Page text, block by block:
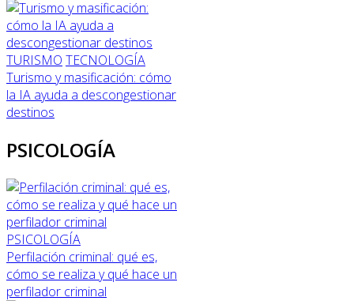
TURISMO TECNOLOGÍA
Turismo y masificación: cómo
la IA ayuda a descongestionar
destinos
PSICOLOGÍA
PSICOLOGÍA
Perfilación criminal: qué es,
cómo se realiza y qué hace un
perfilador criminal